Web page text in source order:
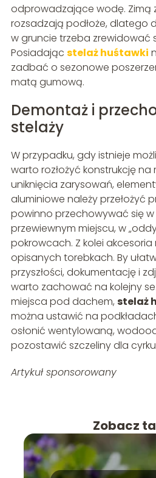
odprowadzające wodę. Zimą
rozsadzają podłoże, dlatego
w gruncie trzeba zrewidować
Posiadając stelaż huśtawki
zadbać o sezonowe
matą gumową.
Demontaż i
stelaży
W przypadku, gdy istnieje
warto rozłożyć konstrukcję na
uniknięcia zarysowań,
aluminiowe należy przełożyć
powinno przechowywać się w
przewiewnym miejscu, w
pokrowcach. Z kolei
opisanych torebkach. By
przyszłości, dokumentację i
warto zachować na kolejny
miejsca pod dachem, stelaż
można ustawić na
osłonić wentylowaną,
pozostawić szczeliny dla
Artykuł sponsorowany
Zobacz